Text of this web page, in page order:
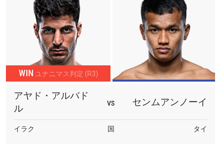
WIN ユナニマス判定 (R3)
アヤド・アルバド
ル
VS センムアンノーイ
イラク 国 タイ